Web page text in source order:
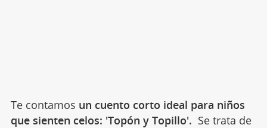
Te contamos un cuento corto ideal para niños
que sienten celos: 'Topón y Topillo'. Se trata de